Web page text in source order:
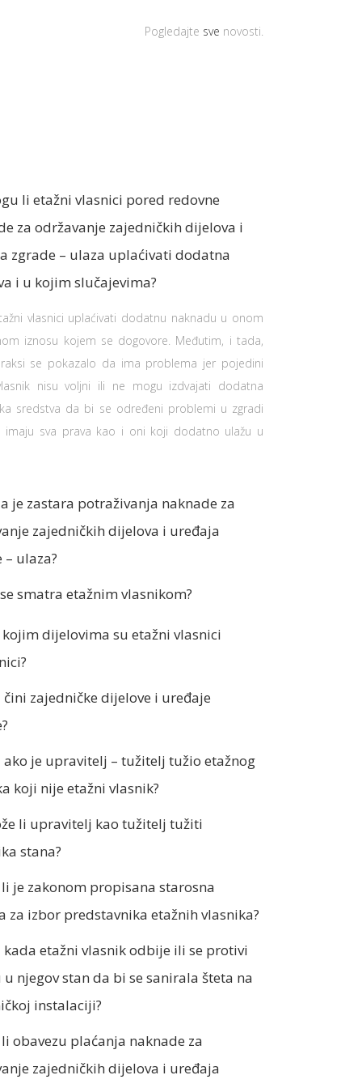
Pogledajte sve novosti.
li etažni vlasnici pored redovne
za održavanje zajedničkih dijelova i
zgrade – ulaza uplaćivati dodatna
i u kojim slučajevima?
vlasnici uplaćivati dodatnu naknadu u onom
iznosu kojem se dogovore. Međutim, i tada,
se pokazalo da ima problema jer pojedini
nisu voljni ili ne mogu izdvajati dodatna
sredstva da bi se određeni problemi u zgradi
imaju sva prava kao i oni koji dodatno ulažu u
je zastara potraživanja naknade za
zajedničkih dijelova i uređaja
– ulaza?
smatra etažnim vlasnikom?
kojim dijelovima su etažni vlasnici
čini zajedničke dijelove i uređaje
ako je upravitelj – tužitelj tužio etažnog
koji nije etažni vlasnik?
li upravitelj kao tužitelj tužiti
stana?
li je zakonom propisana starosna
za izbor predstavnika etažnih vlasnika?
kada etažni vlasnik odbije ili se protivi
njegov stan da bi se sanirala šteta na
instalaciji?
obavezu plaćanja naknade za
zajedničkih dijelova i uređaja